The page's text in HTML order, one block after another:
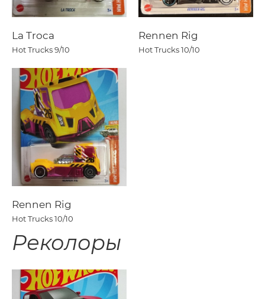
La Troca
Hot Trucks9/10
Rennen Rig
Hot Trucks10/10
Rennen Rig
Hot Trucks10/10
Реколоры